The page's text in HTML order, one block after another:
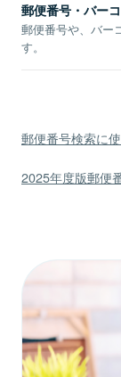
郵便番号・バー
郵便番号や、バー
す。
郵便番号検索に
2025年度版郵便